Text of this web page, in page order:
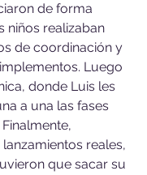
de forma
niños realizaban
de coordinación y
Luego
donde Luis les
a una las fases
reales,
que sacar su